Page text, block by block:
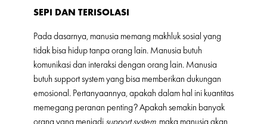
SEPI DAN TERISOLASI
Pada dasarnya, manusia memang makhluk sosial yang
tidak bisa hidup tanpa orang lain. Manusia butuh
komunikasi dan interaksi dengan orang lain. Manusia
butuh support system yang bisa memberikan dukungan
emosional. Pertanyaannya, apakah dalam hal ini kuantitas
memegang peranan penting? Apakah semakin banyak
orang yang menjadi support system, maka manusia akan